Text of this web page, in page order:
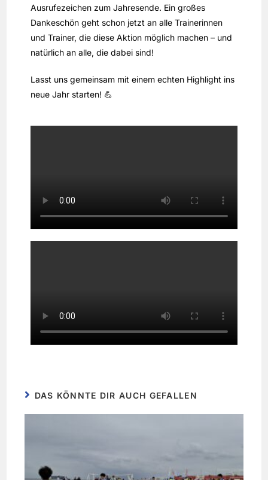
Ausrufezeichen zum Jahresende. Ein großes
Dankeschön geht schon jetzt an alle Trainerinnen
und Trainer, die diese Aktion möglich machen – und
natürlich an alle, die dabei sind!
Lasst uns gemeinsam mit einem echten Highlight ins
neue Jahr starten! 💪
DAS KÖNNTE DIR AUCH GEFALLEN